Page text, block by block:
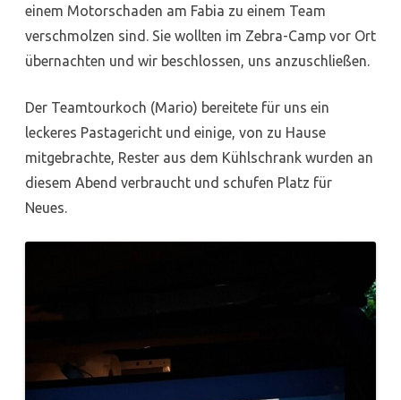
einem Motorschaden am Fabia zu einem Team
verschmolzen sind. Sie wollten im Zebra-Camp vor Ort
übernachten und wir beschlossen, uns anzuschließen.
Der Teamtourkoch (Mario) bereitete für uns ein
leckeres Pastagericht und einige, von zu Hause
mitgebrachte, Rester aus dem Kühlschrank wurden an
diesem Abend verbraucht und schufen Platz für
Neues.